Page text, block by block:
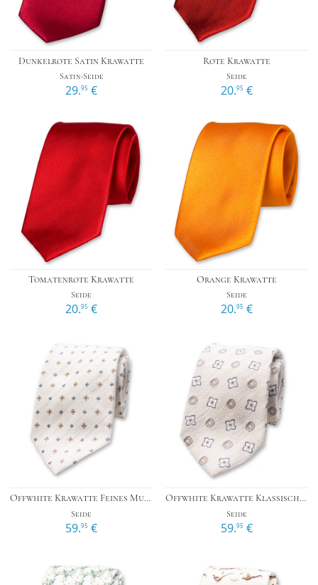
Dunkelrote Satin Krawatte
Satin-Seide
29.95 €
Rote Krawatte
Seide
20.95 €
Tomatenrote Krawatte
Seide
20.95 €
Orange Krawatte
Seide
20.95 €
Offwhite Krawatte Feines Muster - Italienische Seide
Seide
59.95 €
Offwhite Krawatte Klassisches Muster - Italienische Seide
Seide
59.95 €